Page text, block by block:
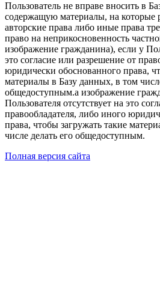
Пользователь не вправе вносить в
содержащую материалы, на которые
авторские права либо иные права
право на неприкосновенность
изображение гражданина), если у
это согласие или разрешение от
юридически обоснованного права,
материалы в Базу данных, в том
общедоступным.а изображение
Пользователя отсутствует на это
правообладателя, либо иного
права, чтобы загружать такие
числе делать его общедоступным.
Полная версия сайта